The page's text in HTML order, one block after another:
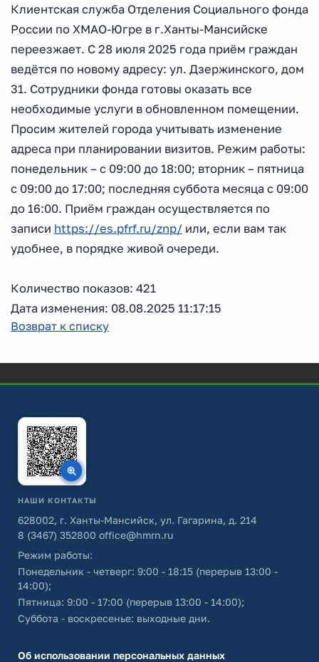
Клиентская служба Отделения Социального фонда
России по ХМАО-Югре в г.Ханты-Мансийске
переезжает. С 28 июля 2025 года приём граждан
ведётся по новому адресу: ул. Дзержинского, дом
31. Сотрудники фонда готовы оказать все
необходимые услуги в обновленном помещении.
Просим жителей города учитывать изменение
адреса при планировании визитов. Режим работы:
понедельник – с 09:00 до 18:00; вторник – пятница
с 09:00 до 17:00; последняя суббота месяца с 09:00
до 16:00. Приём граждан осуществляется по
записи https://es.pfrf.ru/znp/ или, если вам так
удобнее, в порядке живой очереди.
Количество показов: 421
Дата изменения: 08.08.2025 11:17:15
Возврат к списку
НАШИ КОНТАКТЫ
628002, г. Ханты-Мансийск, ул. Гагарина, д. 214
8 (3467) 352800 office@hmrn.ru
Режим работы:
Понедельник - четверг: 9:00 - 18:15 (перерыв 13:00 -
14:00);
Пятница: 9:00 - 17:00 (перерыв 13:00 - 14:00);
Суббота - воскресенье: выходные дни.
Об использовании персональных данных